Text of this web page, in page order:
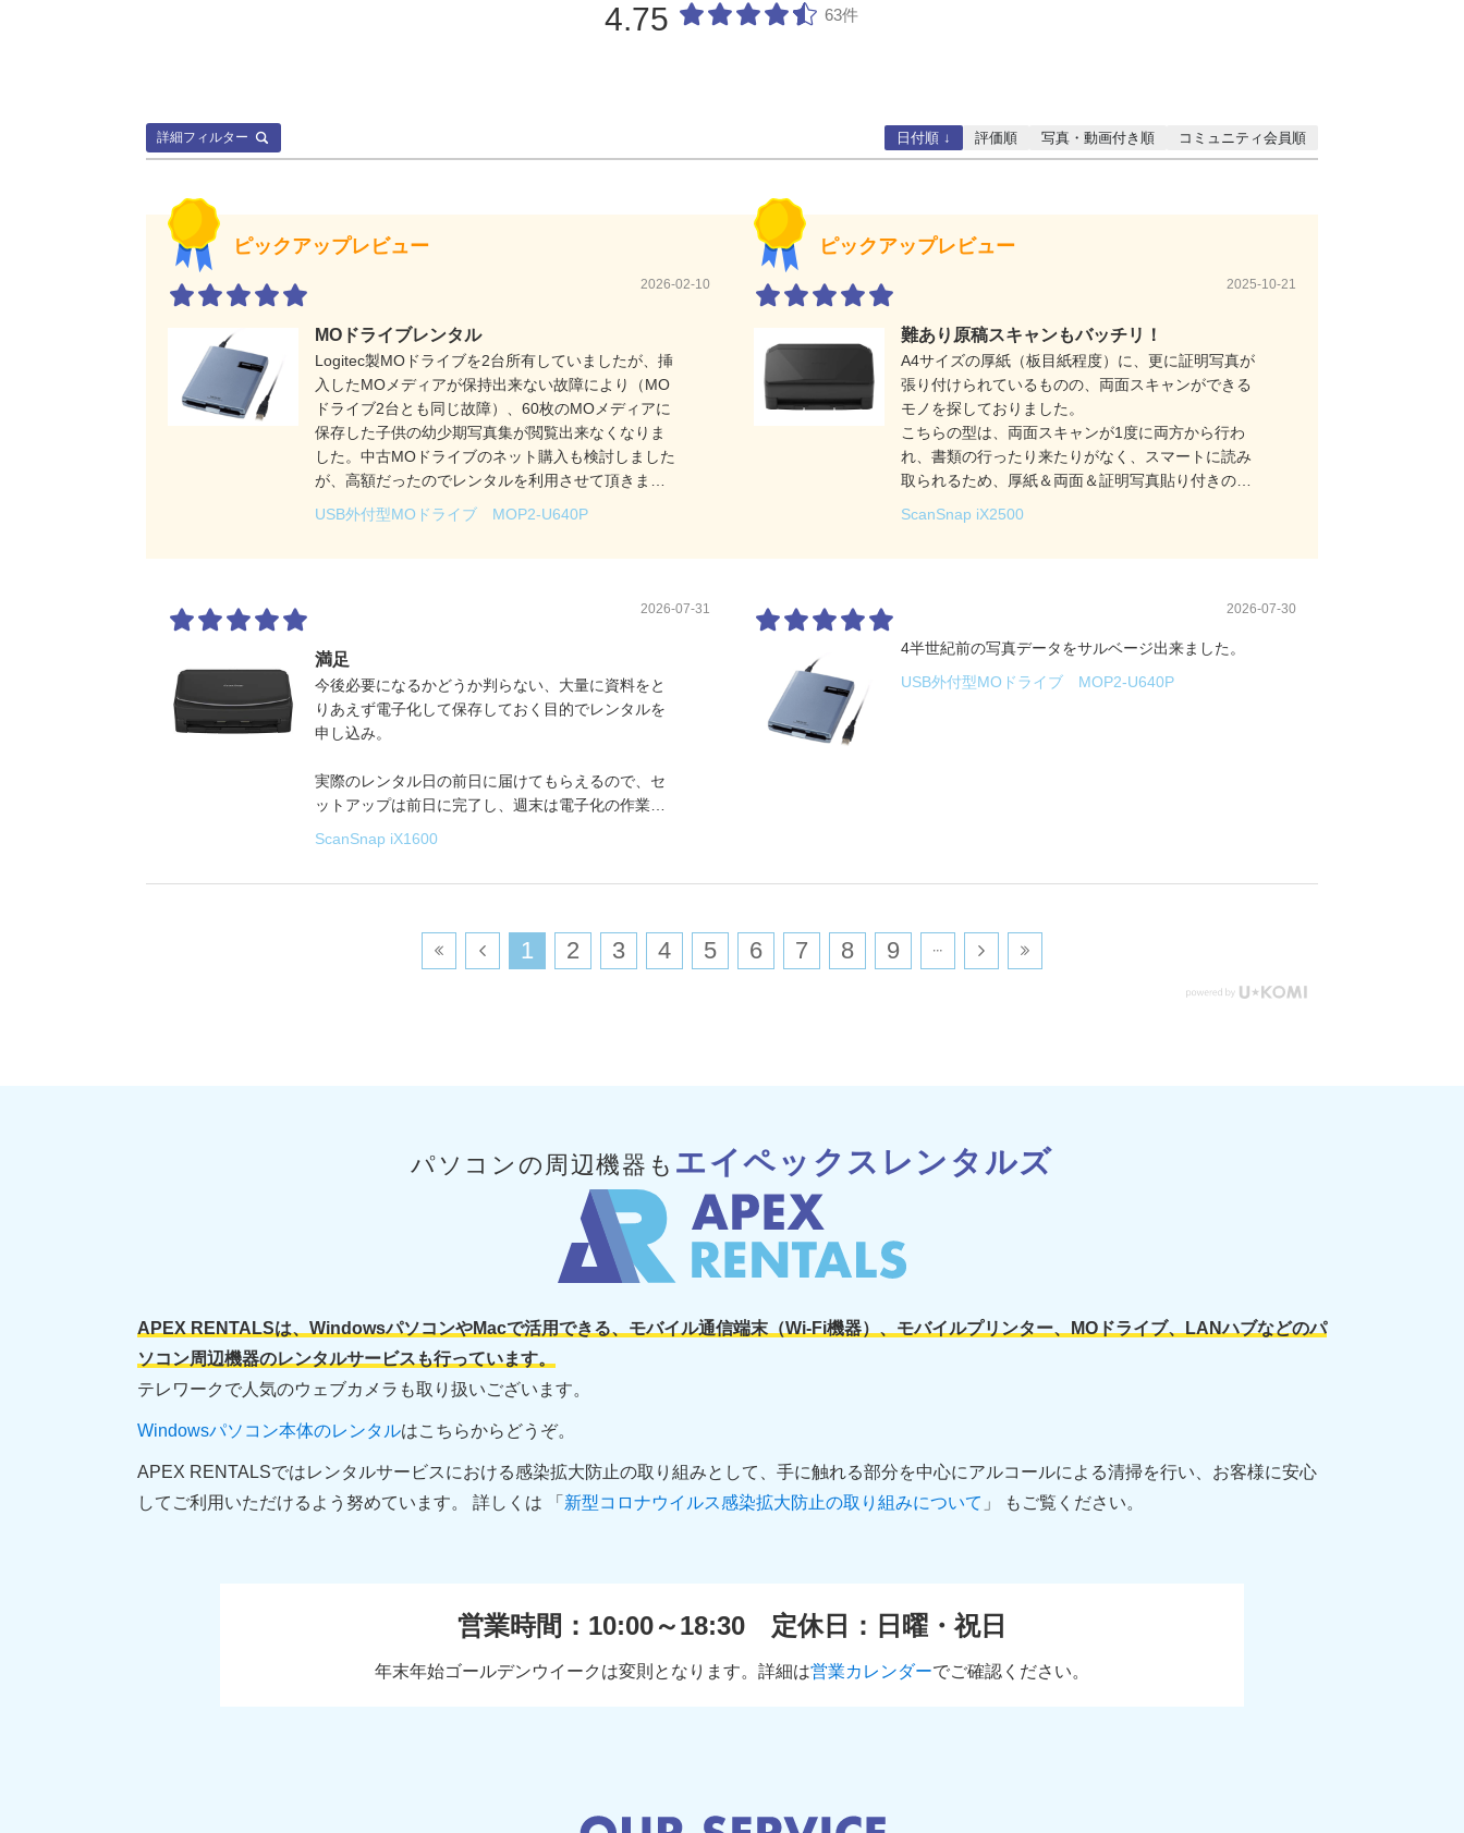
4.75 63件
詳細フィルター 日付順 ↓ 評価順 写真・動画付き順 コミュニティ会員順
ピックアップレビュー
2026-02-10
MOドライブレンタル
Logitec製MOドライブを2台所有していましたが、挿
入したMOメディアが保持出来ない故障により（MO
ドライブ2台とも同じ故障）、60枚のMOメディアに
保存した子供の幼少期写真集が閲覧出来なくなりま
した。中古MOドライブのネット購入も検討しました
が、高額だったのでレンタルを利用させて頂きまし
た。全てバックアップできたので助かりました。あ
USB外付型MOドライブ MOP2-U640P
ピックアップレビュー
2025-10-21
難あり原稿スキャンもバッチリ！
A4サイズの厚紙（板目紙程度）に、更に証明写真が
張り付けられているものの、両面スキャンができる
モノを探しておりました。
こちらの型は、両面スキャンが1度に両方から行わ
れ、書類の行ったり来たりがなく、スマートに読み
取られるため、厚紙＆両面＆証明写真貼り付きのも
のでも、大変スムーズにスキャンができました。
いわゆる複合機では、すぐに紙詰まりを起こしてし
scansnapによる作業時間は、複合機よりも20倍も速
ます。
ScanSnap iX2500
2026-07-31
満足
今後必要になるかどうか判らない、大量に資料をと
りあえず電子化して保存しておく目的でレンタルを
申し込み。
実際のレンタル日の前日に届けてもらえるので、セ
ットアップは前日に完了し、週末は電子化の作業の
みに集中できたのが良かった。
ScanSnap iX1600
2026-07-30
4半世紀前の写真データをサルベージ出来ました。
USB外付型MOドライブ MOP2-U640P
​1 ​2 ​3 ​4 ​5 ​6 ​7 ​8 ​9
パソコンの周辺機器も エイペックスレンタルズ
APEX RENTALSは、WindowsパソコンやMacで活用できる、モバイル通信端末（Wi-Fi機器）、モバイルプリンター、MOドライブ、LANハブなどのパ
ソコン周辺機器のレンタルサービスも行っています。
テレワークで人気のウェブカメラも取り扱いございます。
Windowsパソコン本体のレンタルはこちらからどうぞ。
APEX RENTALSではレンタルサービスにおける感染拡大防止の取り組みとして、手に触れる部分を中心にアルコールによる清掃を行い、お客様に安心
してご利用いただけるよう努めています。 詳しくは 「 新型コロナウイルス感染拡大防止の取り組みについて 」 もご覧ください。
営業時間：10:00～18:30 定休日：日曜・祝日
年末年始ゴールデンウイークは変則となります。詳細は営業カレンダーでご確認ください。